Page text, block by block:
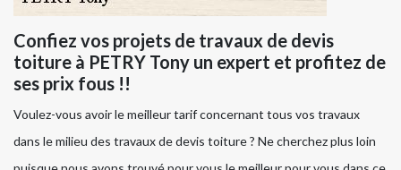
Confiez vos projets de travaux de devis
toiture à PETRY Tony un expert et profitez de
ses prix fous !!
Voulez-vous avoir le meilleur tarif concernant tous vos travaux
dans le milieu des travaux de devis toiture ? Ne cherchez plus loin